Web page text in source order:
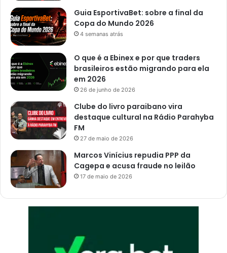
Guia EsportivaBet: sobre a final da
Copa do Mundo 2026
4 semanas atrás
O que é a Ebinex e por que traders
brasileiros estão migrando para ela
em 2026
26 de junho de 2026
Clube do livro paraibano vira
destaque cultural na Rádio Parahyba
FM
27 de maio de 2026
Marcos Vinícius repudia PPP da
Cagepa e acusa fraude no leilão
17 de maio de 2026